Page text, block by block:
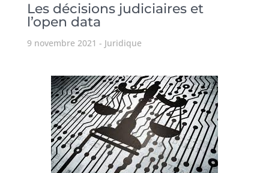
Les décisions judiciaires et
l’open data
9 novembre 2021 Juridique